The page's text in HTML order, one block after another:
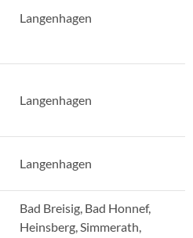
Langenhagen
Langenhagen
Langenhagen
Bad Breisig, Bad Honnef,
Heinsberg, Simmerath,